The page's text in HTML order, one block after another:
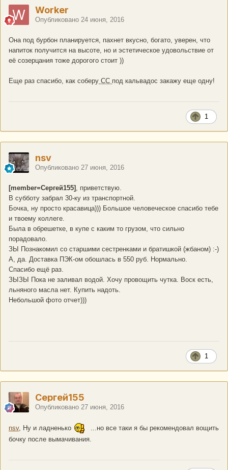
Worker
Опубликовано 24 июня, 2016
Она под бурбон планируется, пахнет вкусно, богато, уверен, что
напиток получится на высоте, но и эстетическое удовольствие от
её созерцания тоже дорогого стоит ))
Еще раз спасибо, как соберу СС под кальвадос закажу еще одну!
1
nsv
Опубликовано 27 июня, 2016
[member=Сергей155] , приветствую.
В субботу забрал 30-ку из транспортной.
Бочка, ну просто красавица))) Большое человеческое спасибо тебе
и твоему коллеге.
Была в обрешетке, в купе с каким то грузом, что сильно
порадовало.
ЗЫ Познакомил со старшими сестренками и братишкой (жбаном) :-)
А, да. Доставка ПЭК-ом обошлась в 550 руб. Нормально.
Спасибо ещё раз.
ЗЫЗЫ Пока не заливал водой. Хочу провощить чутка. Воск есть,
льняного масла нет. Купить надоть.
Небольшой фото отчет)))
1
Сергей155
Опубликовано 27 июня, 2016
nsv, Ну и ладненько
...но все таки я бы рекомендовал вощить
бочку после вымачивания.